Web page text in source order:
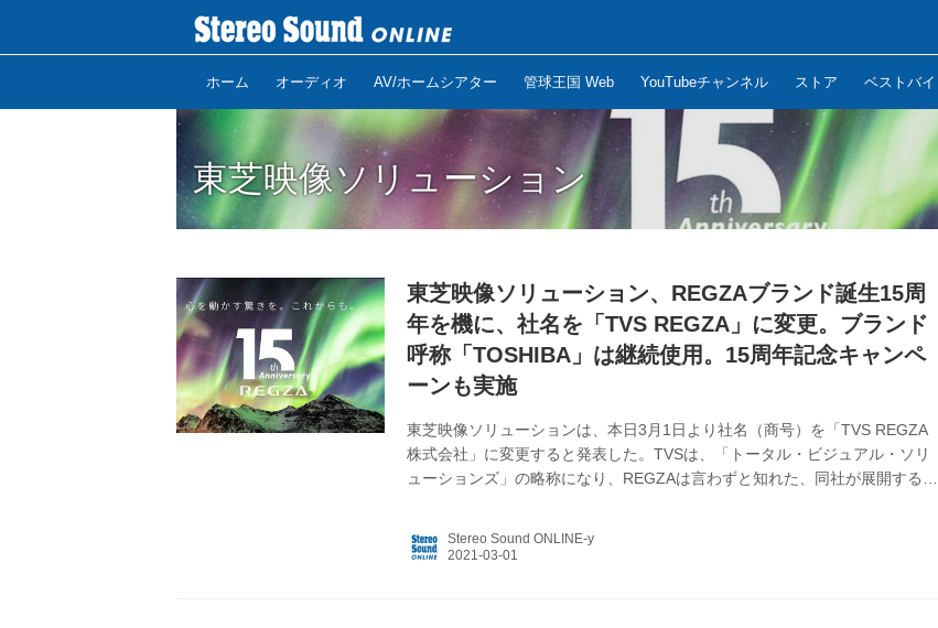
ホーム オーディオ AV/ホームシアター 管球王国 Web YouTubeチャンネル ストア ベストバイ
東芝映像ソリューション
東芝映像ソリューション、REGZAブランド誕生15周
年を機に、社名を「TVS REGZA」に変更。ブランド
呼称「TOSHIBA」は継続使用。15周年記念キャンペ
ーンも実施
東芝映像ソリューションは、本日3月1日より社名（商号）を「TVS REGZA
株式会社」に変更すると発表した。TVSは、「トータル・ビジュアル・ソリ
ューションズ」の略称になり、REGZAは言わずと知れた、同社が展開するテ
と同じく「TOSHIBA」が継続され、こちらの変更はない。ユーザーからの問
Stereo Sound ONLINE-y